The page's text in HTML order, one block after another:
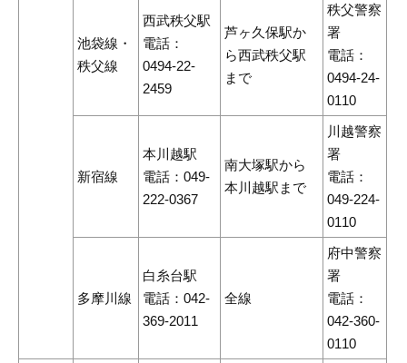
池袋線・
秩父線
西武秩父駅
電話：
0494-22-
2459
芦ヶ久保駅か
ら西武秩父駅
まで
秩父警察
署
電話：
0494-24-
0110
新宿線
本川越駅
電話：049-
222-0367
南大塚駅から
本川越駅まで
川越警察
署
電話：
049-224-
0110
多摩川線
白糸台駅
電話：042-
369-2011
全線
府中警察
署
電話：
042-360-
0110